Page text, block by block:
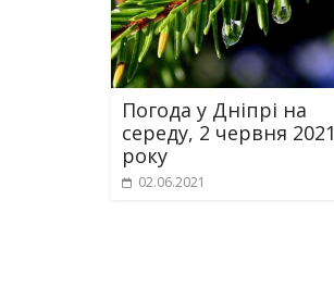
Погода у Дніпрі на
середу, 2 червня 2021
року
02.06.2021